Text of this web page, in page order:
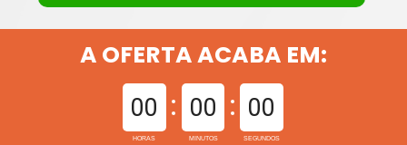
HORAS MINUTOS SEGUNDOS
00 00 00
A OFERTA ACABA EM: